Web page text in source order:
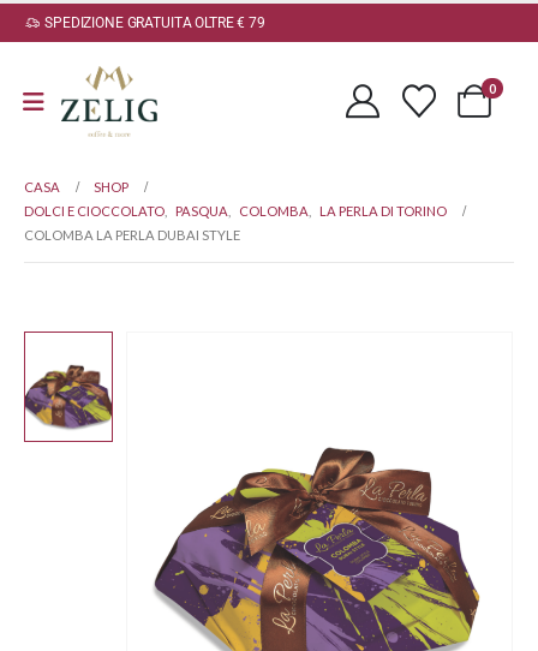
SPEDIZIONE GRATUITA OLTRE € 79
0
CASA
SHOP
DOLCI E CIOCCOLATO
PASQUA COLOMBA
LA PERLA DI TORINO
COLOMBA LA PERLA DUBAI STYLE